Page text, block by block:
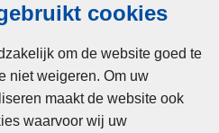
cookies
om de website goed te
niet weigeren. Om uw
maakt de website ook
waarvoor wij uw